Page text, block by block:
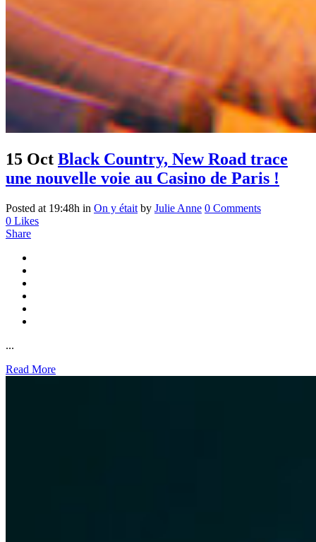
15 Oct Black Country, New Road trace
une nouvelle voie au Casino de Paris !
Posted at 19:48h in On y était by Julie Anne 0 Comments
0 Likes
Share
...
Read More